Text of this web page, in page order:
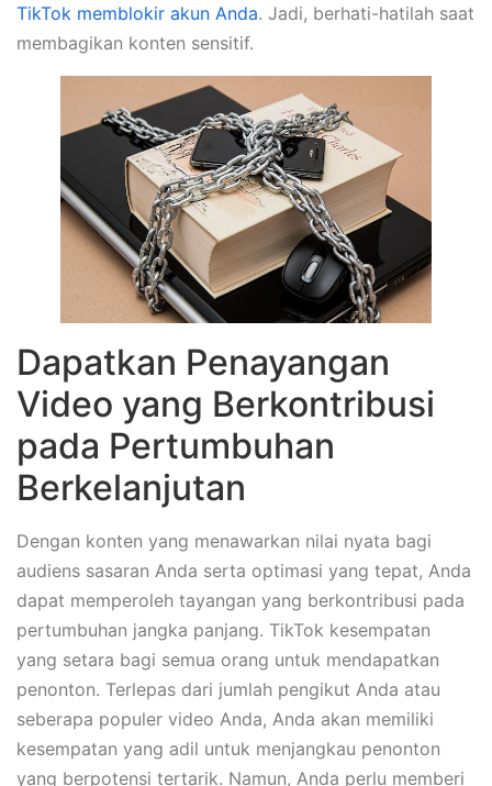
TikTok memblokir akun Anda. Jadi, berhati-hatilah saat
membagikan konten sensitif.
Dapatkan Penayangan
Video yang Berkontribusi
pada Pertumbuhan
Berkelanjutan
Dengan konten yang menawarkan nilai nyata bagi
audiens sasaran Anda serta optimasi yang tepat, Anda
dapat memperoleh tayangan yang berkontribusi pada
pertumbuhan jangka panjang. TikTok kesempatan
yang setara bagi semua orang untuk mendapatkan
penonton. Terlepas dari jumlah pengikut Anda atau
seberapa populer video Anda, Anda akan memiliki
kesempatan yang adil untuk menjangkau penonton
yang berpotensi tertarik. Namun, Anda perlu memberi